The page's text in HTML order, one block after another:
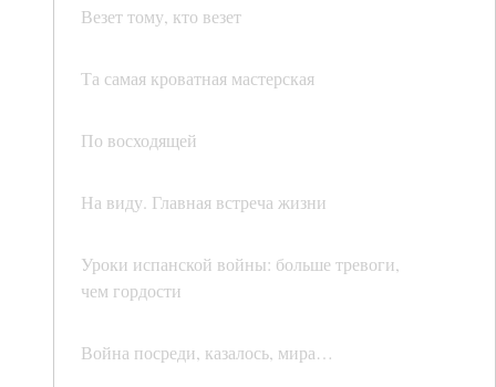
Везет тому, кто везет
Та самая кроватная мастерская
По восходящей
На виду. Главная встреча жизни
Уроки испанской войны: больше тревоги,
чем гордости
Война посреди, казалось, мира…